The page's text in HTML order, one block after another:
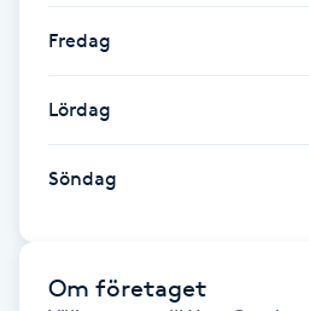
Hypnos
Hårborttagning
Hårbottenbehandling
Hårvård
Fredag
Lördag
Söndag
Om företaget